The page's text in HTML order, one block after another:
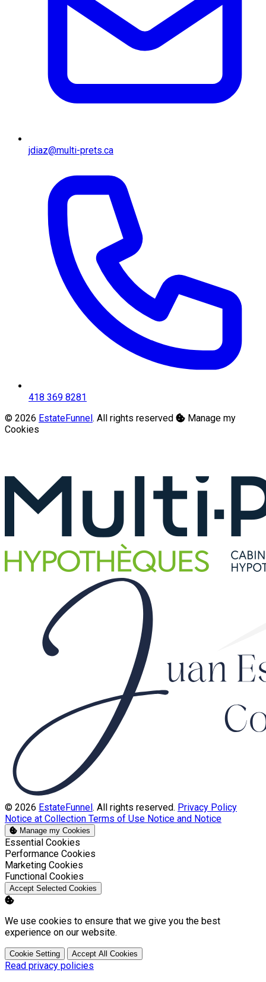
jdiaz@multi-prets.ca
418 369 8281
© 2026 EstateFunnel. All rights reserved
Manage my
Cookies
© 2026 EstateFunnel. All rights reserved. Privacy Policy
Notice at Collection Terms of Use Notice and Notice
Manage my Cookies
Enable
Essential Cookies
Enable
Performance Cookies
Enable
Marketing Cookies
Enable
Functional Cookies
Accept Selected Cookies
We use cookies to ensure that we give you the best
experience on our website.
Cookie Setting Accept All Cookies
Read privacy policies